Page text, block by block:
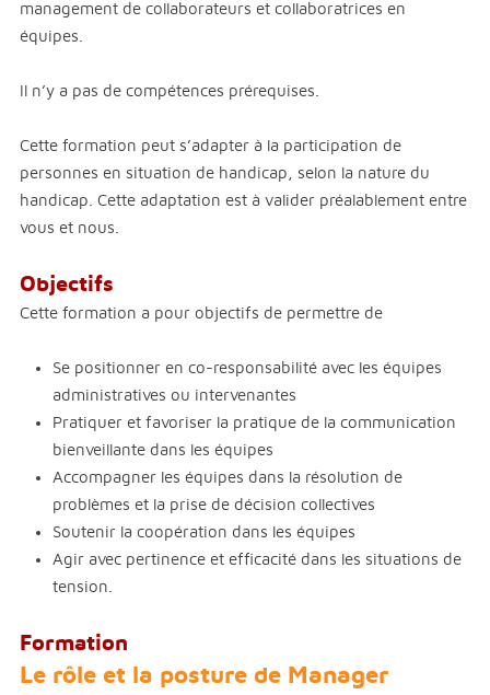
management de collaborateurs et collaboratrices en
équipes.
Il n’y a pas de compétences prérequises.
Cette formation peut s’adapter à la participation de
personnes en situation de handicap, selon la nature du
handicap. Cette adaptation est à valider préalablement entre
vous et nous.
Objectifs
Cette formation a pour objectifs de permettre de
Se positionner en co-responsabilité avec les équipes
administratives ou intervenantes
Pratiquer et favoriser la pratique de la communication
bienveillante dans les équipes
Accompagner les équipes dans la résolution de
problèmes et la prise de décision collectives
Soutenir la coopération dans les équipes
Agir avec pertinence et efficacité dans les situations de
tension.
Formation
Le rôle et la posture de Manager